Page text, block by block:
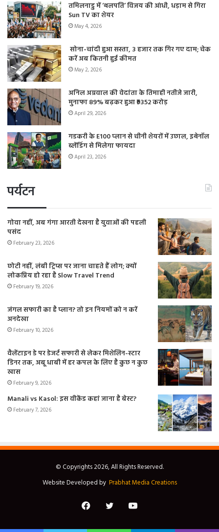
तमिलनाडु में ‘थलपति’ विजय की आंधी, धड़ाम से गिरा
Sun TV का शेयर
May 4, 2026
सोना-चांदी हुआ सस्ता, 3 हजार तक गिर गए दाम; चेक
करें अब कितनी हुई कीमत
May 2, 2026
अनिल अग्रवाल की वेदांता के तिमाही नतीजे जारी,
मुनाफा 89% बढ़कर हुआ ₹9352 करोड़
April 29, 2026
गडकरी के E100 प्लान से चीनी शेयरों में उछाल, इथेनॉल
ब्लेंडिंग से मिलेगा फायदा
April 23, 2026
पर्यटन
गोवा नहीं, अब गंगा आरती देखना है युवाओं की पहली
पसंद
February 23, 2026
छोटी नहीं, लंबी ट्रिप्स पर जाना चाहते हैं लोग; क्यों
लोकप्रिय हो रहा है Slow Travel Trend
February 19, 2026
जंगल सफारी का है प्लान? तो इन नियमों को न करें
अनदेखा
February 10, 2026
वैलेंटाइन डे पर डेजर्ट सफारी से लेकर मिशेलिन-स्टार
डिनर तक, अबू धाबी में हर कपल के लिए है कुछ न कुछ
खास
February 9, 2026
Manali vs Kasol: इस वीकेंड कहां जाना है बेस्ट?
February 7, 2026
© Copyrights 2026, All Rights Reserved.
Website Developed by Prabhat Media Creations
FacebookTwitterYouTube